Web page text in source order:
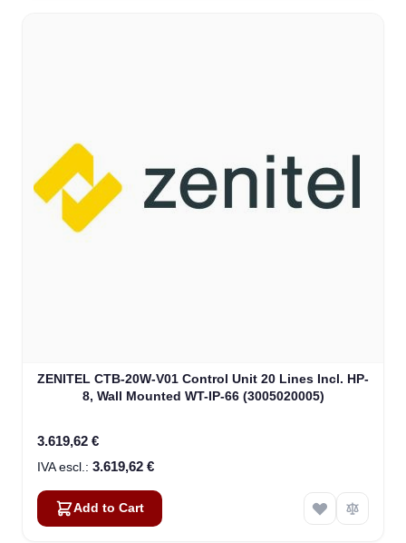
ZENITEL CTB-20W-V01 Control Unit 20 Lines Incl. HP-
8, Wall Mounted WT-IP-66 (3005020005)
3.619,62 €
3.619,62 €
Add to Cart